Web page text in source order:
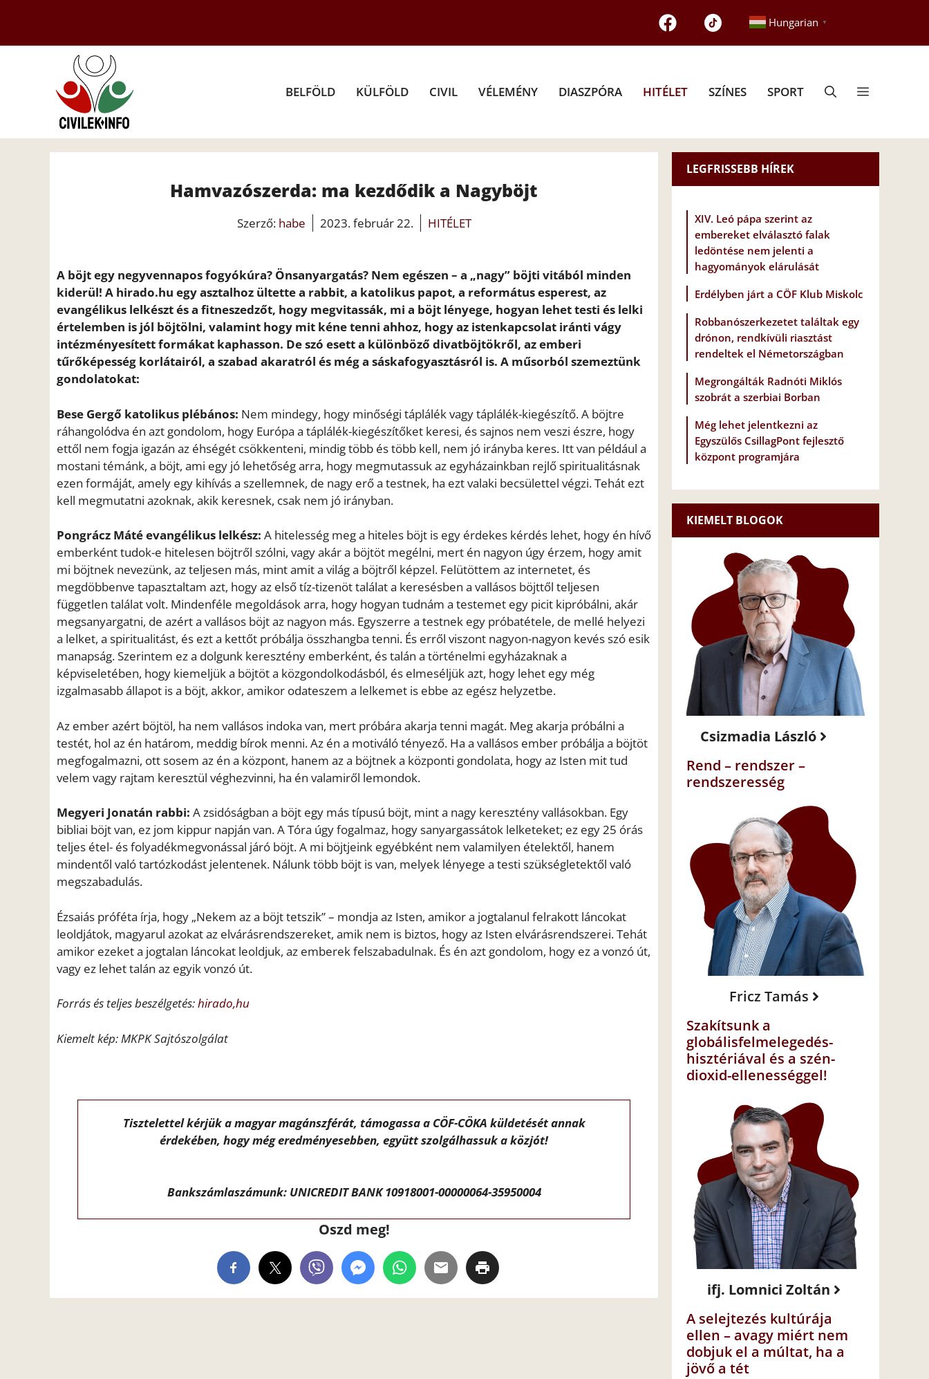
tartalomba
Hungarian ▼
BELFÖLD KÜLFÖLD CIVIL VÉLEMÉNY DIASZPÓRA HITÉLET SZÍNES SPORT
Hamvazószerda: ma kezdődik a Nagyböjt
Szerző: habe 2023. február 22. HITÉLET
A böjt egy negyvennapos fogyókúra? Önsanyargatás? Nem egészen – a „nagy” böjti vitából minden
kiderül! A hirado.hu egy asztalhoz ültette a rabbit, a katolikus papot, a református esperest, az
evangélikus lelkészt és a fitneszedzőt, hogy megvitassák, mi a böjt lényege, hogyan lehet testi és lelki
értelemben is jól böjtölni, valamint hogy mit kéne tenni ahhoz, hogy az istenkapcsolat iránti vágy
intézményesített formákat kaphasson. De szó esett a különböző divatböjtökről, az emberi
tűrőképesség korlátairól, a szabad akaratról és még a sáskafogyasztásról is. A műsorból szemeztünk
gondolatokat:
Bese Gergő katolikus plébános: Nem mindegy, hogy minőségi táplálék vagy táplálék-kiegészítő. A böjtre
ráhangolódva én azt gondolom, hogy Európa a táplálék-kiegészítőket keresi, és sajnos nem veszi észre, hogy
ettől nem fogja igazán az éhségét csökkenteni, mindig több és több kell, nem jó irányba keres. Itt van például a
mostani témánk, a böjt, ami egy jó lehetőség arra, hogy megmutassuk az egyházainkban rejlő spiritualitásnak
ezen formáját, amely egy kihívás a szellemnek, de nagy erő a testnek, ha ezt valaki becsülettel végzi. Tehát ezt
kell megmutatni azoknak, akik keresnek, csak nem jó irányban.
Pongrácz Máté evangélikus lelkész: A hitelesség meg a hiteles böjt is egy érdekes kérdés lehet, hogy én hívő
emberként tudok-e hitelesen böjtről szólni, vagy akár a böjtöt megélni, mert én nagyon úgy érzem, hogy amit
mi böjtnek nevezünk, az teljesen más, mint amit a világ a böjtről képzel. Felütöttem az internetet, és
megdöbbenve tapasztaltam azt, hogy az első tíz-tizenöt találat a keresésben a vallásos böjttől teljesen
független találat volt. Mindenféle megoldások arra, hogy hogyan tudnám a testemet egy picit kipróbálni, akár
megsanyargatni, de azért a vallásos böjt az nagyon más. Egyszerre a testnek egy próbatétele, de mellé helyezi
a lelket, a spiritualitást, és ezt a kettőt próbálja összhangba tenni. És erről viszont nagyon-nagyon kevés szó esik
manapság. Szerintem ez a dolgunk keresztény emberként, és talán a történelmi egyházaknak a
képviseletében, hogy kiemeljük a böjtöt a közgondolkodásból, és elmeséljük azt, hogy lehet egy még
izgalmasabb állapot is a böjt, akkor, amikor odateszem a lelkemet is ebbe az egész helyzetbe.
Az ember azért böjtöl, ha nem vallásos indoka van, mert próbára akarja tenni magát. Meg akarja próbálni a
testét, hol az én határom, meddig bírok menni. Az én a motiváló tényező. Ha a vallásos ember próbálja a böjtöt
megfogalmazni, ott sosem az én a központ, hanem az a böjtnek a központi gondolata, hogy az Isten mit tud
velem vagy rajtam keresztül véghezvinni, ha én valamiről lemondok.
Megyeri Jonatán rabbi: A zsidóságban a böjt egy más típusú böjt, mint a nagy keresztény vallásokban. Egy
bibliai böjt van, ez jom kippur napján van. A Tóra úgy fogalmaz, hogy sanyargassátok lelketeket; ez egy 25 órás
teljes étel- és folyadékmegvonással járó böjt. A mi böjtjeink egyébként nem valamilyen ételektől, hanem
mindentől való tartózkodást jelentenek. Nálunk több böjt is van, melyek lényege a testi szükségletektől való
megszabadulás.
Ézsaiás próféta írja, hogy „Nekem az a böjt tetszik” – mondja az Isten, amikor a jogtalanul felrakott láncokat
leoldjátok, magyarul azokat az elvárásrendszereket, amik nem is biztos, hogy az Isten elvárásrendszerei. Tehát
amikor ezeket a jogtalan láncokat leoldjuk, az emberek felszabadulnak. És én azt gondolom, hogy ez a vonzó út,
vagy ez lehet talán az egyik vonzó út.
Forrás és teljes beszélgetés:hirado,hu
Kiemelt kép: MKPK Sajtószolgálat
Tisztelettel kérjük a magyar magánszférát, támogassa a CÖF-CÖKA küldetését annak
érdekében, hogy még eredményesebben, együtt szolgálhassuk a közjót!
Bankszámlaszámunk: UNICREDIT BANK 10918001-00000064-35950004
Oszd meg!
LEGFRISSEBB HÍREK
XIV. Leó pápa szerint az
embereket elválasztó falak
ledöntése nem jelenti a
hagyományok elárulását
Erdélyben járt a CÖF Klub Miskolc
Robbanószerkezetet találtak egy
drónon, rendkívüli riasztást
rendeltek el Németországban
Megrongálták Radnóti Miklós
szobrát a szerbiai Borban
Még lehet jelentkezni az
Egyszülős CsillagPont fejlesztő
központ programjára
KIEMELT BLOGOK
Csizmadia László
Rend – rendszer –
rendszeresség
Fricz Tamás
Szakítsunk a
globálisfelmelegedés-
hisztériával és a szén-
dioxid-ellenességgel!
ifj. Lomnici Zoltán
A selejtezés kultúrája
ellen – avagy miért nem
dobjuk el a múltat, ha a
jövő a tét